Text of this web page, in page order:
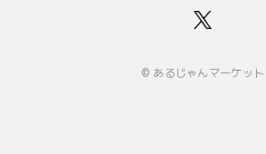
© あるじゃんマーケット